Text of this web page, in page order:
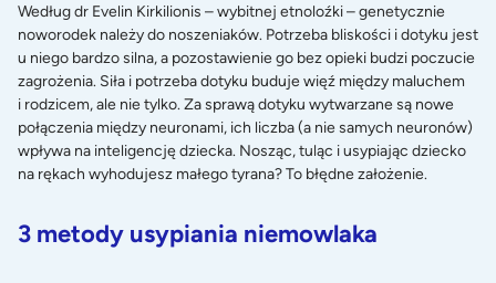
Według dr Evelin Kirkilionis – wybitnej etnoloźki – genetycznie
noworodek należy do noszeniaków. Potrzeba bliskości i dotyku jest
u niego bardzo silna, a pozostawienie go bez opieki budzi poczucie
zagrożenia. Siła i potrzeba dotyku buduje więź między maluchem
i rodzicem, ale nie tylko. Za sprawą dotyku wytwarzane są nowe
połączenia między neuronami, ich liczba (a nie samych neuronów)
wpływa na inteligencję dziecka. Nosząc, tuląc i usypiając dziecko
na rękach wyhodujesz małego tyrana? To błędne założenie.
3 metody usypiania niemowlaka